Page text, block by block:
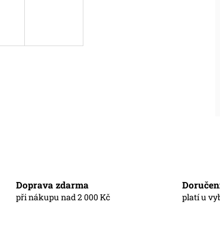
Doprava zdarma
při nákupu nad 2 000 Kč platí u